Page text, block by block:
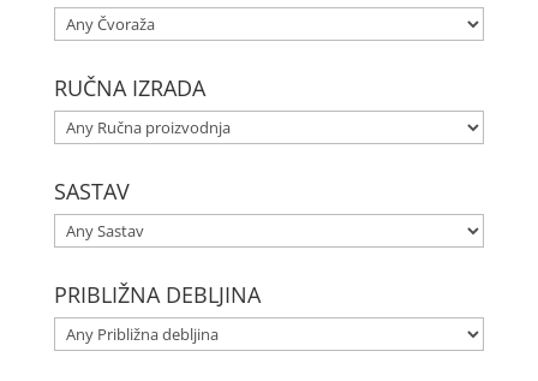
RUČNA IZRADA
SASTAV
PRIBLIŽNA DEBLJINA